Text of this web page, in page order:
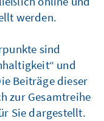
werden.
sind
und
Beiträge dieser
zur Gesamtreihe
Sie dargestellt.